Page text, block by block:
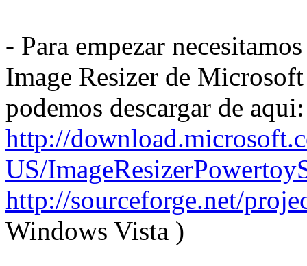
- Para empezar
Image Resizer de
podemos descargar de aqui:
http://
US/
http://sourceforge.net/
Windows Vista )